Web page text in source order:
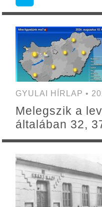
GYULAI HÍRLAP •
Melegszik a
általában 32,